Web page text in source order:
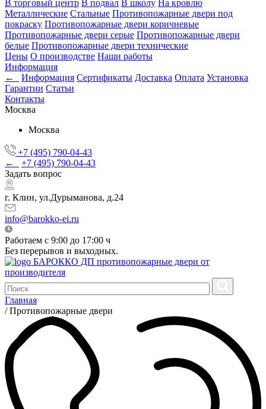
В торговый центр В подвал В школу На кровлю
Металлические Стальные Противопожарные двери под
покраску Противопожарные двери коричневые
Противопожарные двери серые Противопожарные двери
белые Противопожарные двери технические
Цены О производстве Наши работы
Информация
←
Информация Сертификаты Доставка Оплата Установка
Гарантии Статьи
Контакты
Москва
Москва
+7 (495) 790-04-43
←
+7 (495) 790-04-43
Задать вопрос
г. Клин, ул.Дурыманова, д.24
info@barokko-ei.ru
Работаем с 9:00 до 17:00 ч
Без перерывов и выходных.
БАРОККО ДП противопожарные двери от
производителя
Главная
/ Противопожарные двери